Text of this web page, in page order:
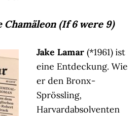
Chamäleon (If 6 were 9)
Jake Lamar (*1961) ist
eine Entdeckung. Wie
er den Bronx-
Sprössling,
Harvardabsolventen